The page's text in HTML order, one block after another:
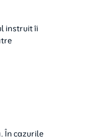
instruit îi
În cazurile